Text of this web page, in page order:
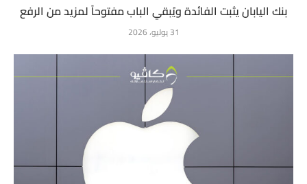
بنك اليابان يثبت الفائدة ويُبقي الباب مفتوحاً لمزيد من الرفع
31 يوليو، 2026